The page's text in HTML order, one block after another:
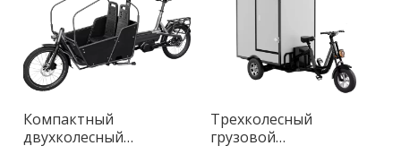
Компактный
двухколесный
Трехколесный
грузовой